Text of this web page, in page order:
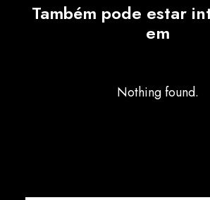
Também pode estar
em
Nothing found.